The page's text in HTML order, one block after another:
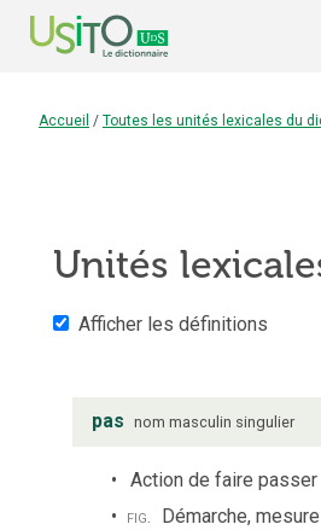
Accueil / Toutes les unités lexicales du
Unités
Afficher les définitions
pas nom masculin singulier
Action de faire passer
fig. Démarche,